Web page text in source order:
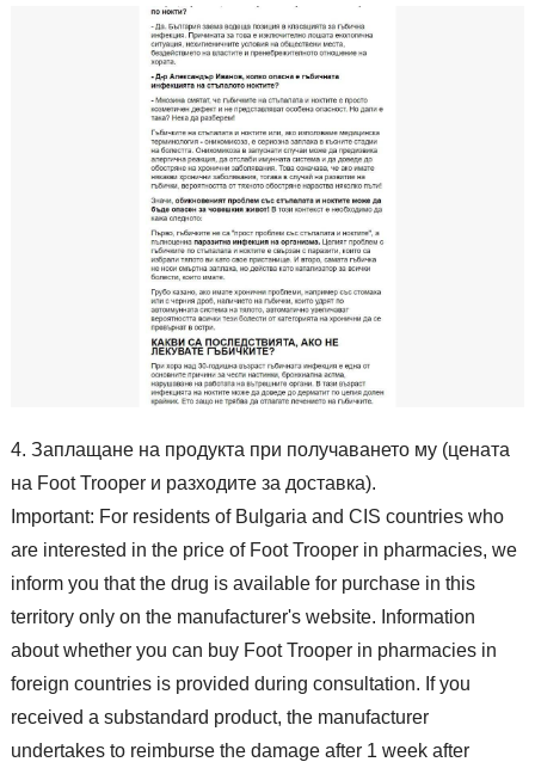
Заплащане на продукта при получаването му (цената
на Foot Trooper и разходите за доставка).
Important: For residents of Bulgaria and CIS countries who
are interested in the price of Foot Trooper in pharmacies, we
inform you that the drug is available for purchase in this
territory only on the manufacturer's website. Information
about whether you can buy Foot Trooper in pharmacies in
foreign countries is provided during consultation. If you
received a substandard product, the manufacturer
undertakes to reimburse the damage after 1 week after